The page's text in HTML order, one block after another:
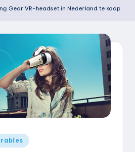
Gear VR-headset in Nederland te koop